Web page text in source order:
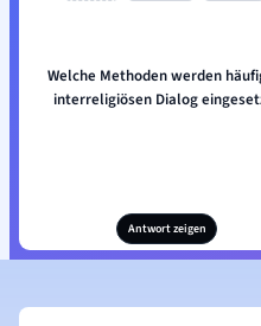
Welche Methoden werden
interreligiösen Dialog
Antwort zeigen